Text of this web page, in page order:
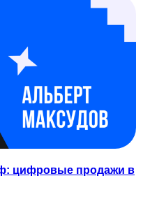
цифровые продажи в